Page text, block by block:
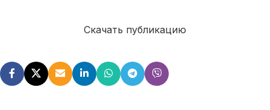
Скачать публикацию